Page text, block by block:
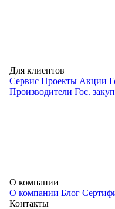
Для клиентов
Сервис Проекты Акции
Производители Гос.
О компании
О компании Блог
Контакты